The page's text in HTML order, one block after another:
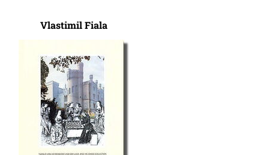
Vlastimil Fiala